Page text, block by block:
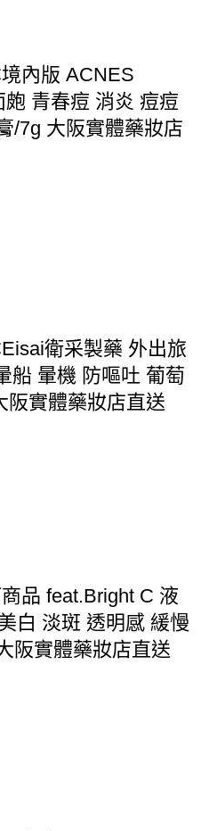
境內版 ACNES
青春痘 消炎 痘痘
/7g 大阪實體藥妝店
Eisai衛采製藥 外出旅
船 暈機 防嘔吐 葡萄
阪實體藥妝店直送
品 feat.Bright C 液
白 淡斑 透明感 緩慢
阪實體藥妝店直送